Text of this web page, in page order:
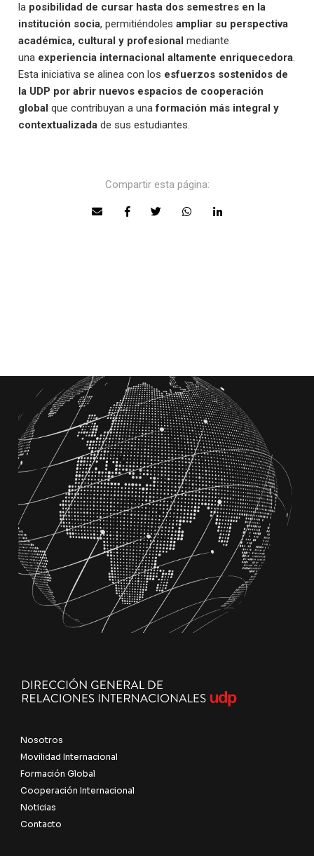
la posibilidad de cursar hasta dos semestres en la
institución socia, permitiéndolesampliar su perspectiva
académica, cultural y profesional mediante
una experiencia internacional altamente enriquecedora.
Esta iniciativa se alinea con los esfuerzos sostenidos de
la UDP por abrir nuevos espacios de cooperación
global que contribuyan a unaformación más integral y
contextualizada de sus estudiantes.
Compartir esta página:
Nosotros
Movilidad Internacional
Formación Global
Cooperación Internacional
Noticias
Contacto